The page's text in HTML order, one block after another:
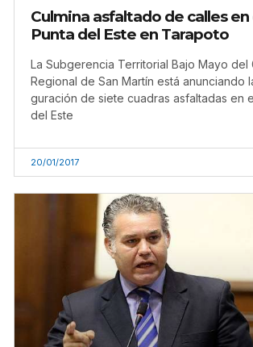
Culmina asfaltado de calles
Punta del Este en Tarapoto
La Subgerencia Territorial Bajo Mayo del
Regional de San Martín está anunciando
guración de siete cuadras asfaltadas en
del Este
20/01/2017